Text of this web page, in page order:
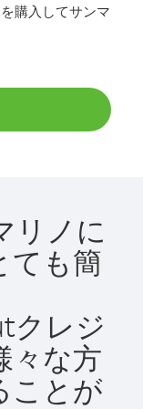
購入してサンマ
リノに
ても簡
クレジ
々な方
ことが